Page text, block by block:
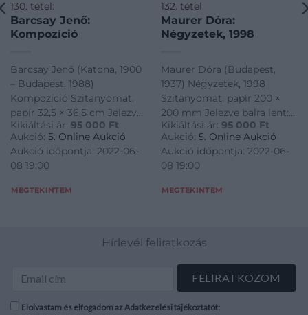
130. tétel:
Barcsay Jenő:
Kompozíció
Barcsay Jenő (Katona, 1900
– Budapest, 1988)
Kompozíció Szitanyomat,
papír 32,5 × 36,5 cm Jelezve
balra lent: 29/140 Jelezve
középen lent: VI. Jelezve
jobbra lent: Barcsay
Kikiáltási ár: 95 000 Ft
Aukció: 5. Online Aukció
Aukció időpontja: 2022-06-
08 19:00
MEGTEKINTEM
132. tétel:
Maurer Dóra:
Négyzetek, 1998
Maurer Dóra (Budapest,
1937) Négyzetek, 1998
Szitanyomat, papír 200 ×
200 mm Jelezve balra lent:
66/100 Jelezve jobbra lent:
Maurer 98
Kikiáltási ár: 95 000 Ft
Aukció: 5. Online Aukció
Aukció időpontja: 2022-06-
08 19:00
MEGTEKINTEM
Hírlevél feliratkozás
Elolvastam és elfogadom az Adatkezelési tájékoztatót: